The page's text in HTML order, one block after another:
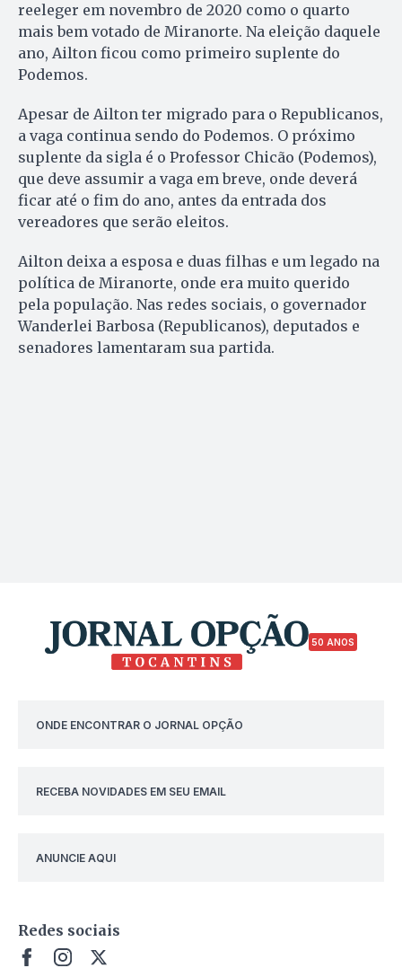
reeleger em novembro de 2020 como o quarto
mais bem votado de Miranorte. Na eleição daquele
ano, Ailton ficou como primeiro suplente do
Podemos.
Apesar de Ailton ter migrado para o Republicanos,
a vaga continua sendo do Podemos. O próximo
suplente da sigla é o Professor Chicão (Podemos),
que deve assumir a vaga em breve, onde deverá
ficar até o fim do ano, antes da entrada dos
vereadores que serão eleitos.
Ailton deixa a esposa e duas filhas e um legado na
política de Miranorte, onde era muito querido
pela população. Nas redes sociais, o governador
Wanderlei Barbosa (Republicanos), deputados e
senadores lamentaram sua partida.
50 ANOS
ONDE ENCONTRAR O JORNAL OPÇÃO
RECEBA NOVIDADES EM SEU EMAIL
ANUNCIE AQUI
Redes sociais